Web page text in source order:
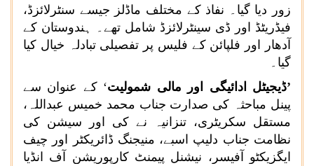
زور دیا گیا۔ نفاذ کے مختلف ماڈلز جیسے سنٹرلائزڈ،
فیڈریٹڈ اور ڈی سینٹرلائزڈ شامل تھے۔ ہندوستان کے
آدھار اور فلپائن کے فلیس پر تفصیلی تبادلہ خیال کیا
گیا۔
’ڈیجیٹل ادائیگی اور مالی شمولیت‘ کے عنوان سے
پینل مباحثہ کی صدارت جناب محمد خمیس عبداللہ،
مستقل سکریٹری، تنزانیہ نے کی اور سیشن کی
نظامت جناب دلیپ اسبے، منیجنگ ڈائریکٹر اور چیف
ایگزیکٹو آفیسر، نیشنل پیمنٹ کارپوریشن آف انڈیا